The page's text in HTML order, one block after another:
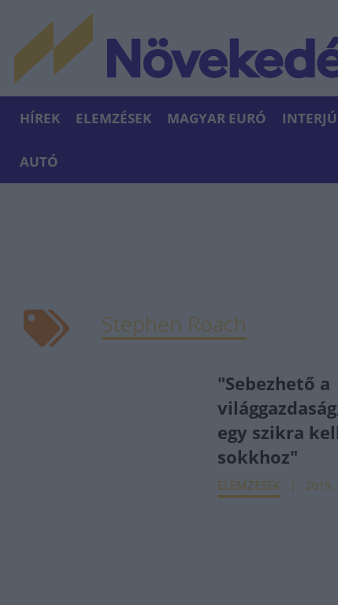
HÍREK ELEMZÉSEK MAGYAR EURÓ INTERJÚ
AUTÓ
Stephen Roach
"Sebezhető a
egy szikra
sokkhoz"
ELEMZÉSEK 2019.